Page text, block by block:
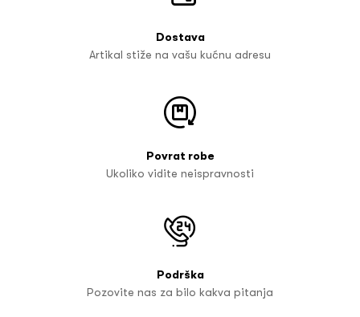
Dostava
Artikal stiže na vašu kućnu adresu
Povrat robe
Ukoliko vidite neispravnosti
Podrška
Pozovite nas za bilo kakva pitanja